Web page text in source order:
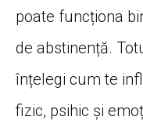
poate funcționa
de abstinență.
înțelegi cum te
fizic, psihic și